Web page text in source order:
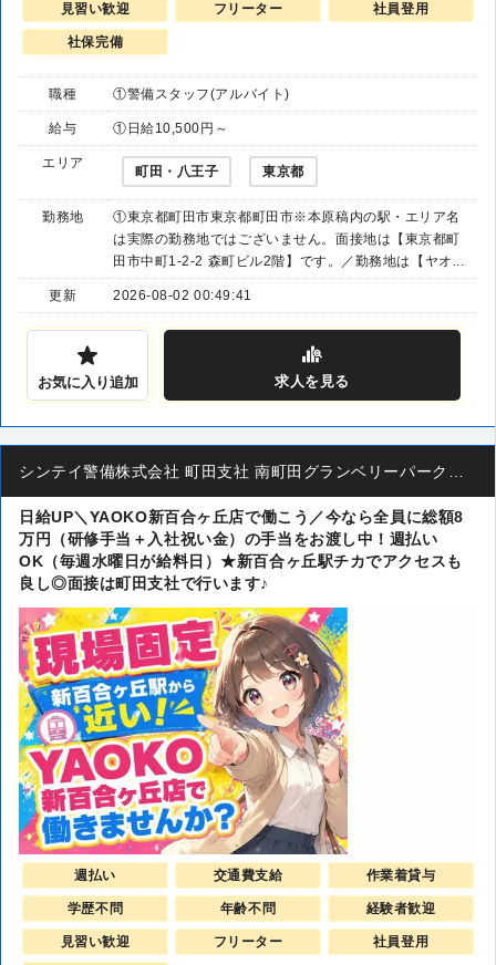
見習い歓迎 フリーター 社員登用
社保完備
職種 ①警備スタッフ(アルバイト)
給与 ①日給10,500円～
エリア
町田・八王子 東京都
勤務地
①東京都町田市東京都町田市※本原稿内の駅・エリア名
は実際の勤務地ではございません。面接地は【東京都町
田市中町1-2-2 森町ビル2階】です。／勤務地は【ヤオ...
更新 2026-08-02 00:49:41
お気に入り追加 求人を見る
日給UP＼YAOKO新百合ヶ丘店で働こう／今なら全員に総額8
万円（研修手当＋入社祝い金）の手当をお渡し中！週払い
OK（毎週水曜日が給料日）★新百合ヶ丘駅チカでアクセスも
良し◎面接は町田支社で行います♪
週払い 交通費支給 作業着貸与
学歴不問 年齢不問 経験者歓迎
見習い歓迎 フリーター 社員登用